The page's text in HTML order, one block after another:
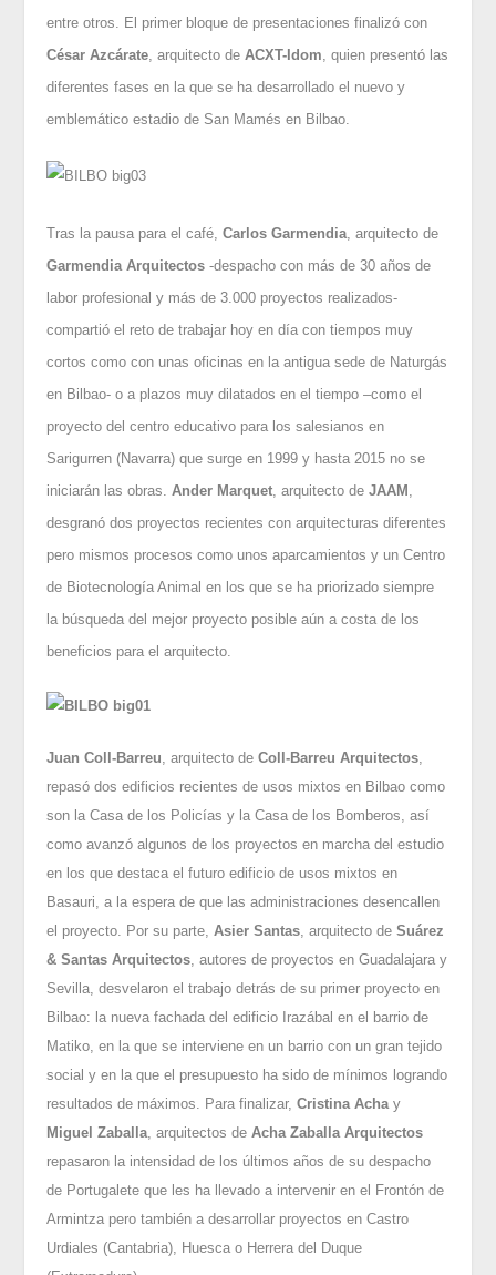
entre otros. El primer bloque de presentaciones finalizó con
César Azcárate , arquitecto deACXT-Idom , quien presentó las
diferentes fases en la que se ha desarrollado el nuevo y
emblemático estadio de San Mamés en Bilbao.
Tras la pausa para el café,Carlos Garmendia , arquitecto de
Garmendia Arquitectos -despacho con más de 30 años de
labor profesional y más de 3.000 proyectos realizados-
compartió el reto de trabajar hoy en día con tiempos muy
cortos como con unas oficinas en la antigua sede de Naturgás
en Bilbao- o a plazos muy dilatados en el tiempo –como el
proyecto del centro educativo para los salesianos en
Sarigurren (Navarra) que surge en 1999 y hasta 2015 no se
iniciarán las obras.Ander Marquet , arquitecto deJAAM
desgranó dos proyectos recientes con arquitecturas diferentes
pero mismos procesos como unos aparcamientos y un Centro
de Biotecnología Animal en los que se ha priorizado siempre
la búsqueda del mejor proyecto posible aún a costa de los
beneficios para el arquitecto.
Juan Coll-Barreu, arquitecto deColl-Barreu Arquitectos,
repasó dos edificios recientes de usos mixtos en Bilbao como
son la Casa de los Policías y la Casa de los Bomberos, así
como avanzó algunos de los proyectos en marcha del estudio
en los que destaca el futuro edificio de usos mixtos en
Basauri, a la espera de que las administraciones desencallen
el proyecto. Por su parte,Asier Santas, arquitecto deSuárez
& Santas Arquitectos, autores de proyectos en Guadalajara y
Sevilla, desvelaron el trabajo detrás de su primer proyecto en
Bilbao: la nueva fachada del edificio Irazábal en el barrio de
Matiko, en la que se interviene en un barrio con un gran tejido
social y en la que el presupuesto ha sido de mínimos logrando
resultados de máximos. Para finalizar,Cristina Achay
Miguel Zaballa, arquitectos deAcha Zaballa Arquitectos
repasaron la intensidad de los últimos años de su despacho
de Portugalete que les ha llevado a intervenir en el Frontón de
Armintza pero también a desarrollar proyectos en Castro
Urdiales (Cantabria), Huesca o Herrera del Duque